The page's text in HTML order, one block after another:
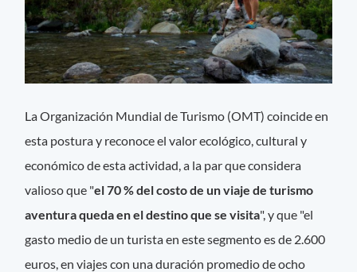
La Organización Mundial de Turismo (OMT) coincide en
esta postura y reconoce el valor ecológico, cultural y
económico de esta actividad, a la par queconsidera
valioso que "el 70 % del costo de un viaje de turismo
aventura queda en el destino que se visita", y que "el
gasto medio de un turista en este segmento es de 2.600
euros, en viajes con una duración promedio de ocho